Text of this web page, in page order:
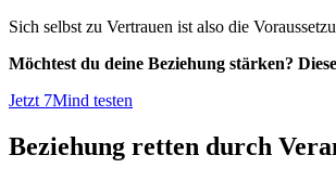
Sich selbst zu Vertrauen ist also die
Möchtest du deine Beziehung stärken?
Jetzt 7Mind testen
Beziehung retten durch